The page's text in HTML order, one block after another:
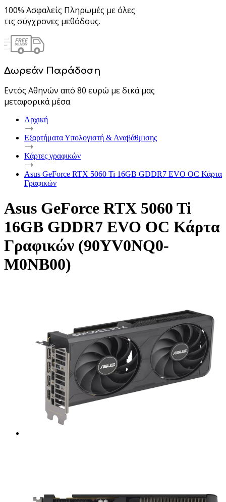
100% Ασφαλείς Πληρωμές με όλες
τις σύγχρονες μεθόδους.
Δωρεάν Παράδοση
Εντός Αθηνών από 80 ευρώ με δικά μας
μεταφορικά μέσα
Αρχική
Εξαρτήματα Υπολογιστή & Αναβάθμισης
Κάρτες γραφικών
Asus GeForce RTX 5060 Ti 16GB GDDR7 EVO OC Κάρτα
Γραφικών
Asus GeForce RTX 5060 Ti
16GB GDDR7 EVO OC Κάρτα
Γραφικών (90YV0NQ0-
M0NB00)